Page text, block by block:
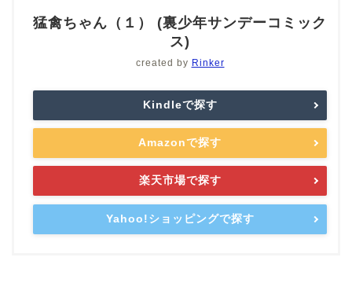
猛禽ちゃん（１） (裏少年サンデーコミック
ス)
created by Rinker
Kindleで探す
Amazonで探す
楽天市場で探す
Yahoo!ショッピングで探す